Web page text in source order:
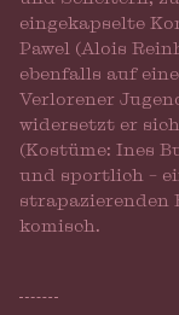
eingekapselte
Pawel (Alois
ebenfalls auf
Verlorener
widersetzt er
(Kostüme: Ines
und sportlich –
strapazierenden
komisch.